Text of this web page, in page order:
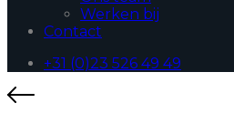
Werken bij
Contact
+31 (0)23 526 49 49